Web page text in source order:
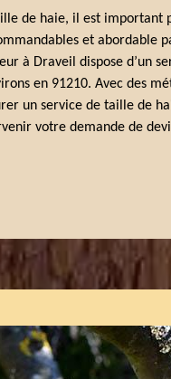
de haie, il est
et abordable
à Draveil dispose d’un
en 91210. Avec des
un service de taille de
votre demande de